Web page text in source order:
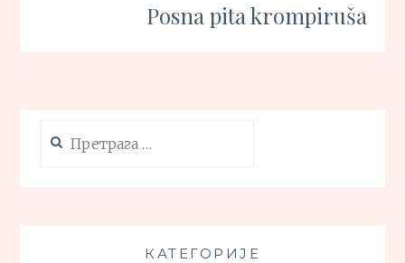
Posna pita krompiruša
за:
КАТЕГОРИЈЕ